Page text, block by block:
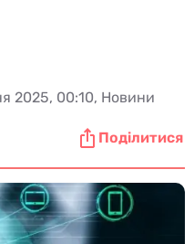
2025, 00:10, Новини
Поділитися